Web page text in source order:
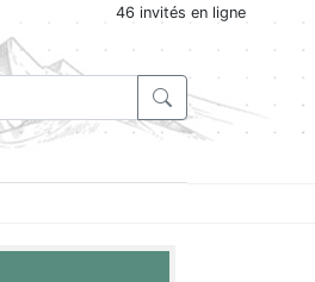
46 invités en ligne